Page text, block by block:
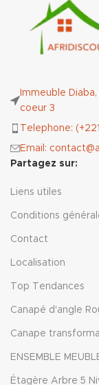
Immeuble
coeur 3
Telephone:
Email:
Partagez sur:
Liens utiles
Conditions
Contact
Localisation
Top Tendances
Canapé d'angle
Canape
ENSEMBLE
Étagère Arbre 5